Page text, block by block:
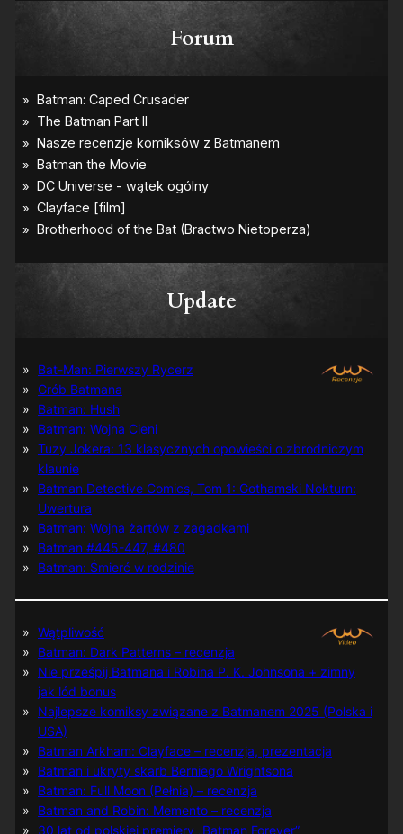
Forum
Update
Bat-Man: Pierwszy Rycerz
Grób Batmana
Batman: Hush
Batman: Wojna Cieni
Tuzy Jokera: 13 klasycznych opowieści o zbrodniczym
klaunie
Batman Detective Comics, Tom 1: Gothamski Nokturn:
Uwertura
Batman: Wojna żartów z zagadkami
Batman #445-447, #480
Batman: Śmierć w rodzinie
Wątpliwość
Batman: Dark Patterns – recenzja
Nie prześpij Batmana i Robina P. K. Johnsona + zimny
jak lód bonus
Najlepsze komiksy związane z Batmanem 2025 (Polska i
USA)
Batman Arkham: Clayface – recenzja, prezentacja
Batman i ukryty skarb Berniego Wrightsona
Batman: Full Moon (Pełnia) – recenzja
Batman and Robin: Memento – recenzja
30 lat od polskiej premiery „Batman Forever”